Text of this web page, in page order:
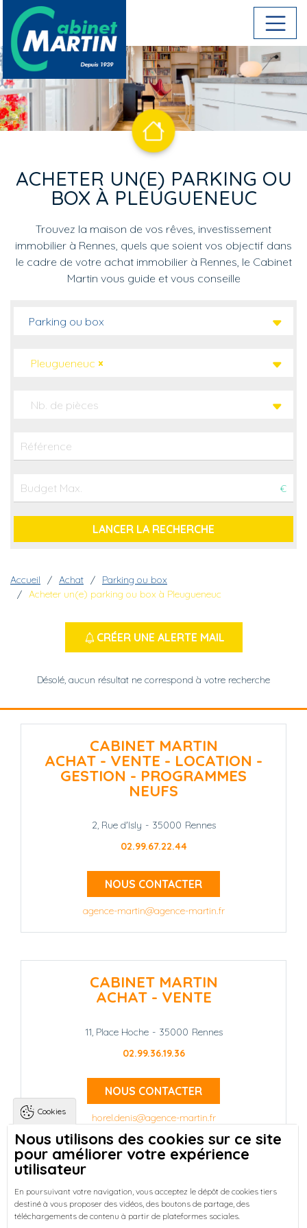
Aller au contenu principal
ACHETER UN(E) PARKING OU
BOX À PLEUGUENEUC
Trouvez la maison de vos rêves, investissement
immobilier à Rennes, quels que soient vos objectif dans
le cadre de votre achat immobilier à Rennes, le Cabinet
Martin vous guide et vous conseille
Parking ou box
×
Pleugueneuc
Nb. de pièces
€
Fil d'Ariane
Accueil Achat
Parking ou box
Acheter un(e) parking ou box à Pleugueneuc
CRÉER UNE ALERTE MAIL
Désolé, aucun résultat ne correspond à votre recherche
CABINET MARTIN
ACHAT - VENTE - LOCATION -
GESTION - PROGRAMMES
NEUFS
2, Rue d'Isly - 35000 Rennes
02.99.67.22.44
NOUS CONTACTER
agence-martin@agence-martin.fr
CABINET MARTIN
ACHAT - VENTE
11, Place Hoche - 35000 Rennes
02.99.36.19.36
NOUS CONTACTER
horel.denis@agence-martin.fr
Landing pagesQui sommes-nous ?
-
Réussir votre achat immobilier à Rennes
-
Découvrez nos programmes neufs à Rennes
Entreprises : Bureaux & Commerces
Cookies
Nous utilisons des cookies sur ce site
pour améliorer votre expérience
utilisateur
En poursuivant votre navigation, vous acceptez le dépôt de cookies tiers
destiné à vous proposer des vidéos, des boutons de partage, des
téléchargements de contenu à partir de plateformes sociales.